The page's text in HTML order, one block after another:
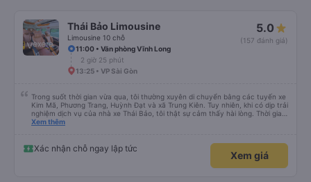
Thái Bảo Limousine
Limousine 10 chỗ
5.0
(157 đánh giá)
11:00 • Văn phòng Vĩnh Long
2 giờ 25 phút
13:25 • VP Sài Gòn
Trong suốt thời gian vừa qua, tôi thường xuyên di chuyển bằng các tuyến xe
Kim Mã, Phương Trang, Huỳnh Đạt và xã Trung Kiên. Tuy nhiên, khi có dịp trải
nghiệm dịch vụ của nhà xe Thái Bảo, tôi thật sự cảm thấy hài lòng. Thời gian
di chuyển giữa Sài Gòn và các tỉnh trở nên nhanh chóng, thuận tiện hơn.
Xem thêm
Xác nhận chỗ ngay lập tức
Xem giá